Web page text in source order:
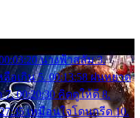
นางฟ้าสลัม 3.
ลือเกิน 5. 00:13:58 ฝนหยาด
7. 00:20:30 คิดดูให้ดี 8.
เหมือนใจโดนกรีด 10.